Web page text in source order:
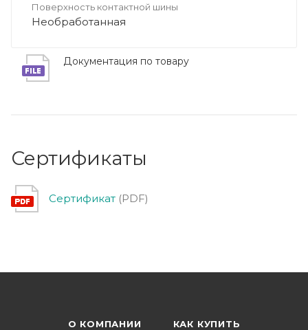
Поверхность контактной шины
Необработанная
Документация по товару
Сертификаты
Сертификат (PDF)
О КОМПАНИИ КАК КУПИТЬ